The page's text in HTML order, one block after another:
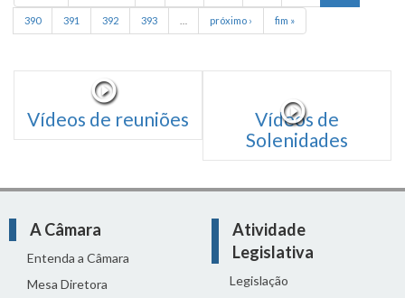
390 391 392 393 próximo › fim »
Vídeos de reuniões
Vídeos de
Solenidades
A Câmara
Entenda a Câmara
Mesa Diretora
Atividade
Legislativa
Legislação